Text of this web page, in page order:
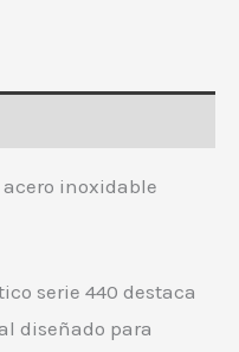
inoxidable
serie 440 destaca
diseñado para